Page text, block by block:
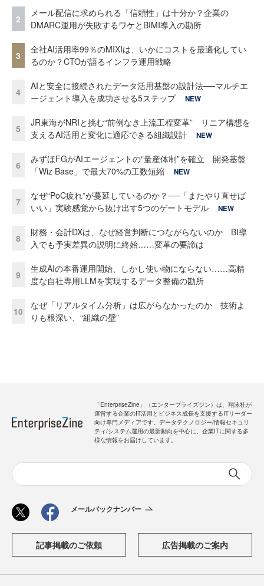
2
メール配信に求められる「信頼性」は十分か？企業の
DMARC運用が失敗するワケとBIMI導入の勘所
3
全社AI活用率99％のMIXIは、いかにコストを最適化してい
るのか？CTOが語るインフラ運用戦略
4
AIと安全に接続されたデータ活用基盤の設計法──マルチエ
ージェント導入を成功させる5ステップ
NEW
5
JR東海がNRIと挑む“前例なき上流工程変革” リニア構想を
支えるAI活用と変化に適応できる組織設計
NEW
6
みずほFGがAIエージェントの“量産体制”を確立 開発基盤
「Wiz Base」で最大70%の工数短縮
NEW
7
なぜ“PoC疲れ”が蔓延しているのか？──「またやり直せば
いい」実験感覚から抜け出す5つのゲートモデル
NEW
8
財務・会計DXは、なぜ経営判断につながらないのか BI導
入でも予実差異の説明に終始……変革の要諦は
9
生成AIの本番運用開始、しかし使い物にならない……高精
度な自社専用LLMを実現するデータ整備の勘所
10
なぜ「リアルタイム分析」は広がらなかったのか 技術よ
りも根深い、“組織の壁”
「EnterpriseZine」（エンタープライズジン）は、翔泳社が
運営する企業のIT活用とビジネス成長を支援するITリーダー
向け専門メディアです。データテクノロジー/情報セキュリ
ティ/システム運用の最新動向を中心に、企業ITに関する多
様な情報をお届けしています。
メールバックナンバー
記事掲載のご依頼 広告掲載のご案内